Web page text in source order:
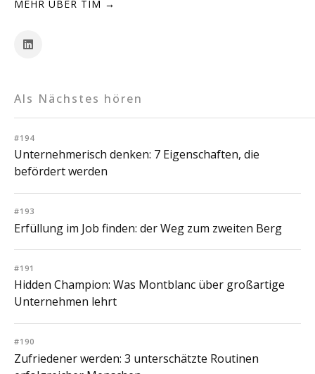
MEHR ÜBER TIM →
Als Nächstes hören
#194
Unternehmerisch denken: 7 Eigenschaften, die
befördert werden
#193
Erfüllung im Job finden: der Weg zum zweiten Berg
#191
Hidden Champion: Was Montblanc über großartige
Unternehmen lehrt
#190
Zufriedener werden: 3 unterschätzte Routinen